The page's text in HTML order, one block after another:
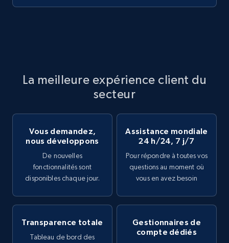
La meilleure expérience client du
secteur
Vous demandez,
nous développons
De nouvelles
fonctionnalités sont
disponibles chaque jour.
Assistance mondiale
24 h/24, 7 j/7
Pour répondre à toutes vos
questions au moment où
vous en avez besoin
Transparence totale
Tableau de bord des
Gestionnaires de
compte dédiés